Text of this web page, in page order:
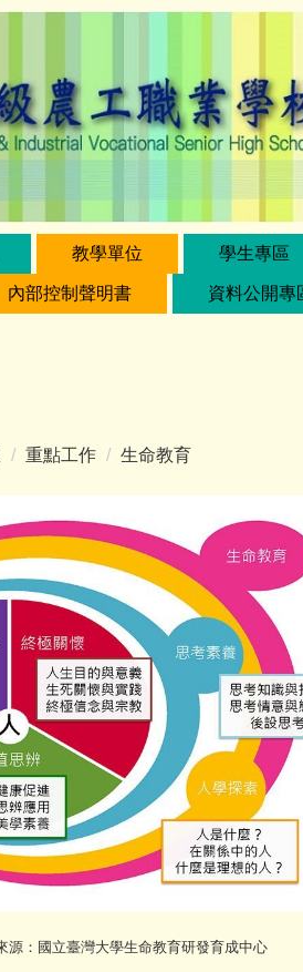
教學單位 學生專區
內部控制聲明書 資料公開專
重點工作 生命教育
源：國立臺灣大學生命教育研發育成中心